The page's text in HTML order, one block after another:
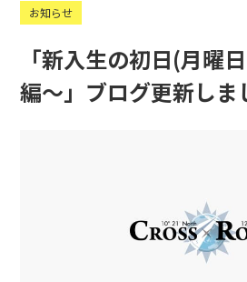
お知らせ
「新入生の初日(月曜
編〜」ブログ更新しま